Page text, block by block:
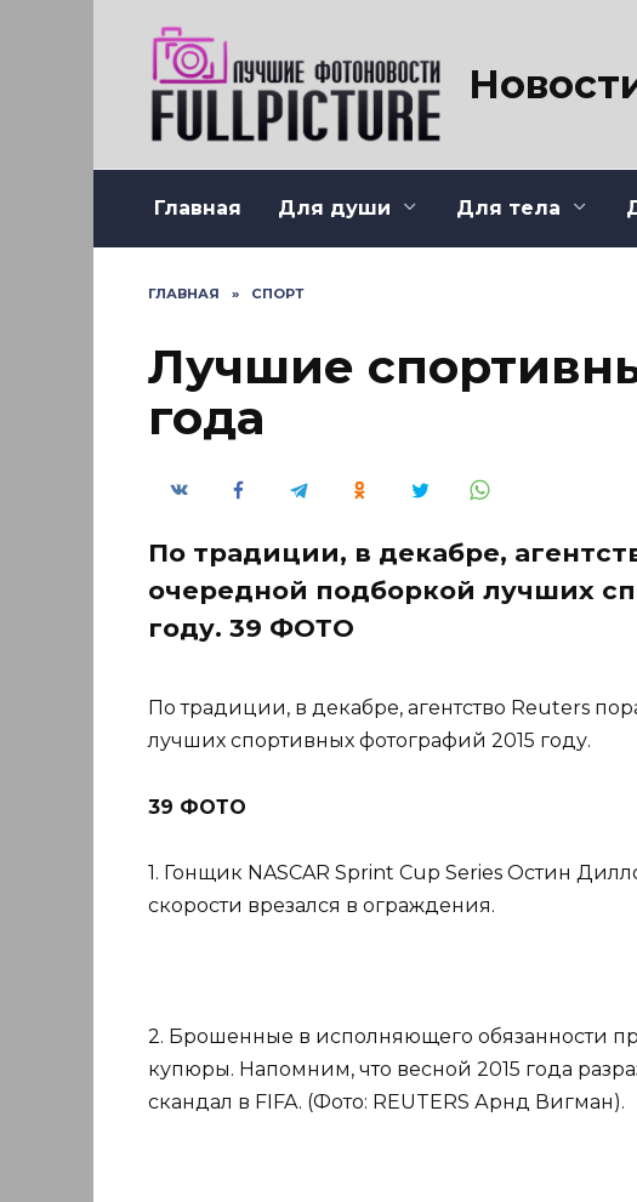
Главная Для души Для тела
ГЛАВНАЯ » СПОРТ
Лучшие
года
По традиции, в декабре,
очередной подборкой лучших
году. 39 ФОТО
По традиции, в декабре, агентство Reuters
лучших спортивных фотографий 2015 году.
39 ФОТО
1. Гонщик NASCAR Sprint Cup Series Остин
скорости врезался в ограждения.
2. Брошенные в исполняющего обязанности
купюры. Напомним, что весной 2015 года
скандал в FIFA. (Фото: REUTERS Арнд Вигман).